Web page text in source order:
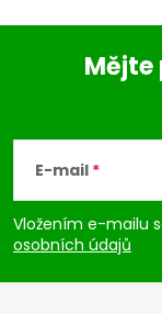
p
a
Mějte
E-mail
Vložením e-mailu
osobních údajů